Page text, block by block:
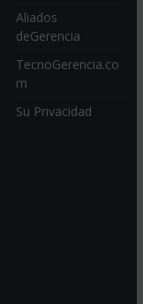
Aliados
deGerencia
TecnoGerencia.co
m
Su Privacidad